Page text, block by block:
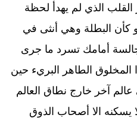
القلب الذي لم يهدأ لحظة
كأن البطلة وهي أنثى في
أمامك تسرد ما جرى
الطاهر البريء حين
آخر خارج نطاق العالم
يسكنه الا أصحاب الذوق